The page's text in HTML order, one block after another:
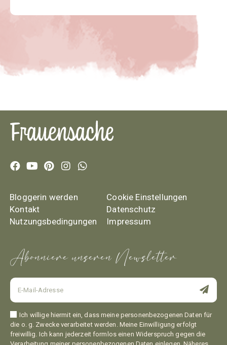
Bloggerin werden
Kontakt
Nutzungsbedingungen
Cookie Einstellungen
Datenschutz
Impressum
Abonniere unseren Newsletter
Ich willige hiermit ein, dass meine personenbezogenen Daten für
die o. g. Zwecke verarbeitet werden. Meine Einwilligung erfolgt
freiwillig. Ich kann jederzeit formlos einen Widerspruch gegen die